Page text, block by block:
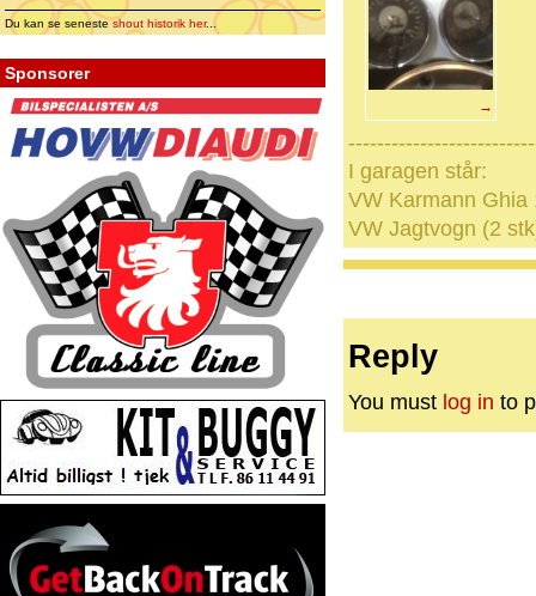
Du kan se senesteshout historik her...
Sponsorer
→
I garagen står:
VW Karmann Ghia
VW Jagtvogn (2
Reply
You must log in to